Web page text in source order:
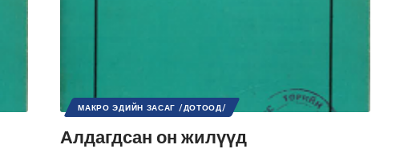
МАКРО ЭДИЙН ЗАСАГ /ДОТООД/
НИЙГЭМ
СОНГУУЛЬ УЛС ТӨР
Алдагдсан он жилүүд